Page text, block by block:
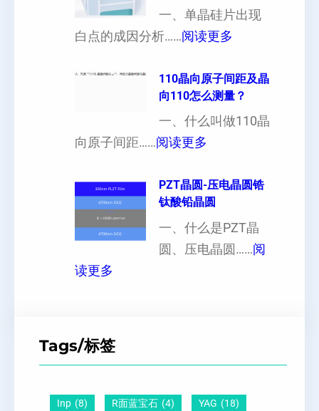
也
以
定
超
薄
硅
各
向
性
对
硬
度
影
响
一、单晶硅片出现
白点的成因分析……阅读更多
晶
硅
片
白
或
者
？
110晶向原子间距及晶
向110怎么测量？
一、什么叫做110晶
向原子间距……阅读更多
1
0
晶
向
向
PZT晶圆-压电晶圆锆
钛酸铅晶圆
一、什么是PZT晶
圆、压电晶圆……阅
读更多
晶
-
Tags/标签
Inp (8) R面蓝宝石 (4) YAG (18)